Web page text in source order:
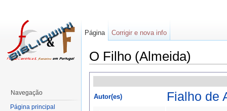
O Filho (Almeida)
Autor(es) Fialho de
Página Corrigir e nova info
Navegação
Página principal